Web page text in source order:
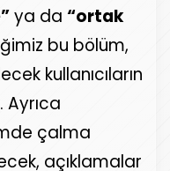
ya da “ortak
bu bölüm,
kullanıcıların
çalma
açıklamalar